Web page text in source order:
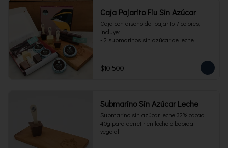
Caja Pajarito Fiu Sin Azúcar
Caja con diseño del pajarito 7 colores,
incluye:
- 2 submarinos sin azúcar de leche
$10.500
Submarino Sin Azúcar Leche
Submarino sin azúcar leche 32% cacao
40g para derretir en leche o bebida
vegetal